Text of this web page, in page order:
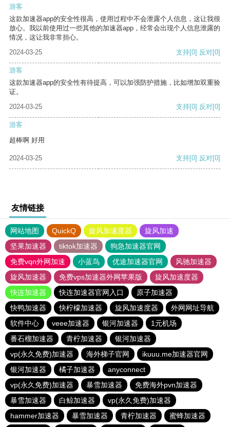
游客
这款加速器app的安全性很高，使用过程中不会泄露个人信息，这让我很
放心。我以前使用过一些其他的加速器app，经常会出现个人信息泄露的
情况，这让我非常担心。
2024-03-25
支持[0] 反对[0]
游客
这款加速器app的安全性有待提高，可以加强防护措施，比如增加双重验
证。
2024-03-25
支持[0] 反对[0]
游客
超棒啊 好用
2024-03-25 支持[0] 反对[0]
友情链接
网站地图 QuickQ 旋风加速度器
旋风加速
坚果加速器
tiktok加速器
狗急加速器官网
免费vqn外网加速
小蓝鸟 优途加速器官网
风驰加速器
旋风加速器
免费vps加速器外网苹果版
旋风加速度器
快连加速器
快连加速器官网入口
原子加速器
快鸭加速器
快柠檬加速器 旋风加速度器
外网网址导航
软件中心
veee加速器 银河加速器
1元机场
番石榴加速器
青柠加速器
银河加速器
vp(永久免费)加速器
海外梯子官网
ikuuu.me加速器官网
银河加速器
橘子加速器
anyconnect
vp(永久免费)加速器
暴雪加速器
免费海外pvn加速器
暴雪加速器
白鲸加速器
vp(永久免费)加速器
hammer加速器
暴雪加速器 青柠加速器 蜜蜂加速器